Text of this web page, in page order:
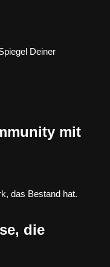
Deiner
mit
das Bestand hat.
die